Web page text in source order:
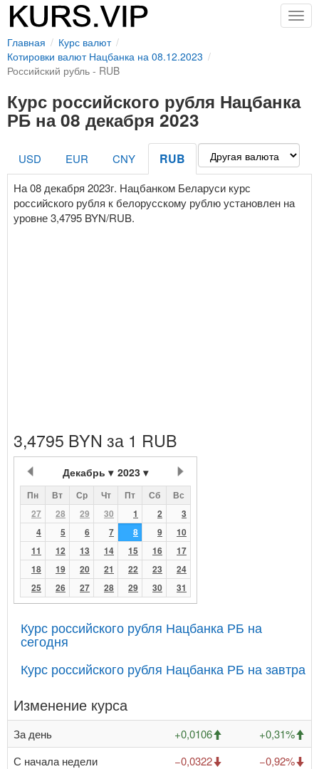
Главная
Курс валют
Котировки валют Нацбанка на 08.12.2023
Российский рубль - RUB
Курс российского рубля Нацбанка
РБ на 08 декабря 2023
USD EUR CNY RUB
На 08 декабря 2023г. Нацбанком Беларуси курс
российского рубля к белорусскому рублю установлен на
уровне 3,4795 BYN/RUB.
3,4795 BYN за 1 RUB
Декабрь 2023
Пн Вт Ср Чт Пт Сб
Вс
27
28 29 30 1 2
3
4
5 6 7 8 9
10
11
12 13 14 15 16
17
18
19 20 21 22 23
24
25
26 27 28 29 30 31
Курс российского рубля Нацбанка РБ на
сегодня
Курс российского рубля Нацбанка РБ на завтра
Изменение курса
За день +0,0106
+0,31%
С начала недели
−0,0322
−0,92%